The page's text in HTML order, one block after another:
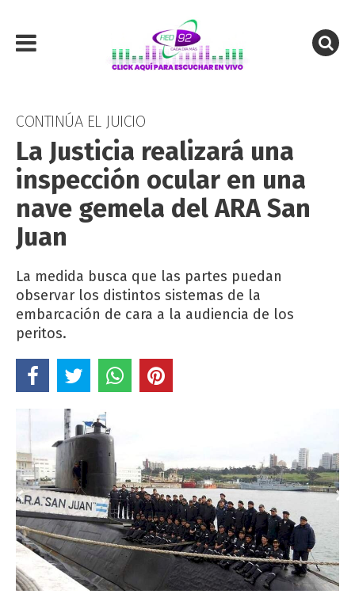
CONTINÚA EL JUICIO
La Justicia realizará una
inspección ocular en una
nave gemela del ARA San
Juan
La medida busca que las partes puedan
observar los distintos sistemas de la
embarcación de cara a la audiencia de los
peritos.